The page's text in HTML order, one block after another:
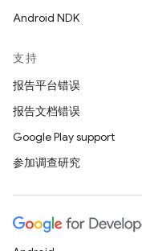
Android NDK
支持
报告平台错误
报告文档错误
Google Play support
参加调查研究